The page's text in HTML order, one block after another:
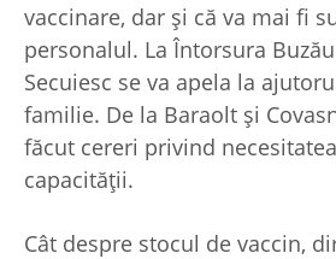
vaccinare, dar și că va mai fi
personalul. La Întorsura
Secuiesc se va apela la
familie. De la Baraolt și
făcut cereri privind
capacității.
Cât despre stocul de vaccin,